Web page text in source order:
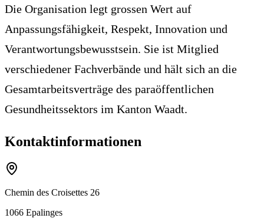
Die Organisation legt grossen Wert auf
Anpassungsfähigkeit, Respekt, Innovation und
Verantwortungsbewusstsein. Sie ist Mitglied
verschiedener Fachverbände und hält sich an die
Gesamtarbeitsverträge des paraöffentlichen
Gesundheitssektors im Kanton Waadt.
Kontaktinformationen
Chemin des Croisettes 26
1066 Epalinges